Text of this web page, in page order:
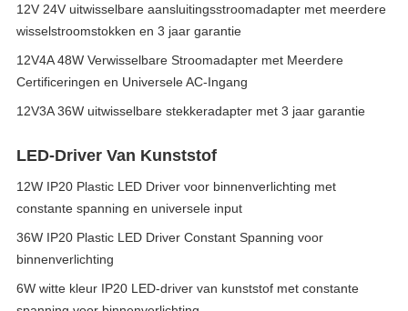
12V 24V uitwisselbare aansluitingsstroomadapter met meerdere
wisselstroomstokken en 3 jaar garantie
12V4A 48W Verwisselbare Stroomadapter met Meerdere
Certificeringen en Universele AC-Ingang
12V3A 36W uitwisselbare stekkeradapter met 3 jaar garantie
LED-Driver Van Kunststof
12W IP20 Plastic LED Driver voor binnenverlichting met
constante spanning en universele input
36W IP20 Plastic LED Driver Constant Spanning voor
binnenverlichting
6W witte kleur IP20 LED-driver van kunststof met constante